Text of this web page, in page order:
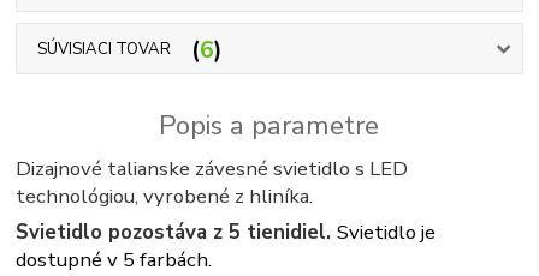
SÚVISIACI TOVAR 6
Popis a parametre
Dizajnové talianske závesné svietidlo s LED
technológiou, vyrobené z hliníka.
Svietidlo pozostáva z 5 tienidiel.Svietidlo je
dostupné v 5 farbách.